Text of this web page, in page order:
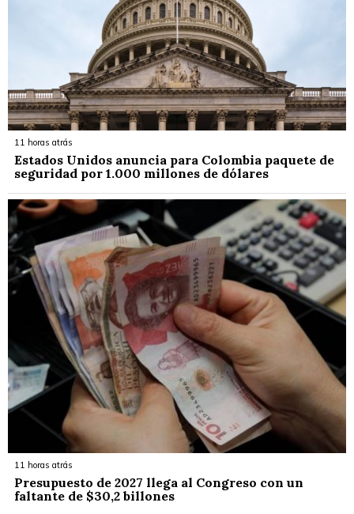
11 horas atrás
Estados Unidos anuncia para Colombia paquete de
seguridad por 1.000 millones de dólares
11 horas atrás
Presupuesto de 2027 llega al Congreso con un
faltante de $30,2 billones